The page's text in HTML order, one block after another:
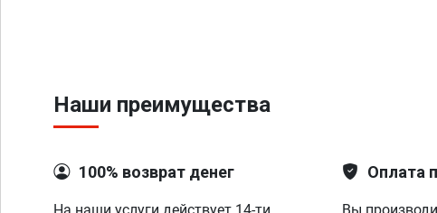
Наши преимущества
100% возврат денег Оплата